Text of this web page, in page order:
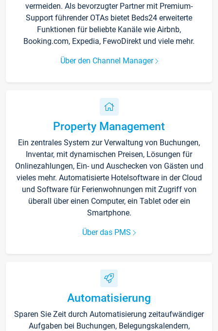
vermeiden. Als bevorzugter Partner mit Premium-
Support führender OTAs bietet Beds24 erweiterte
Funktionen für beliebte Kanäle wie Airbnb,
Booking.com, Expedia, FewoDirekt und viele mehr.
Über den Channel Manager
Property Management
Ein zentrales System zur Verwaltung von Buchungen,
Inventar, mit dynamischen Preisen, Lösungen für
Onlinezahlungen, Ein- und Auschecken von Gästen und
vieles mehr. Automatisierte Hotelsoftware in der Cloud
und Software für Ferienwohnungen mit Zugriff von
überall über einen Computer, ein Tablet oder ein
Smartphone.
Über das PMS
Automatisierung
Sparen Sie Zeit durch Automatisierung zeitaufwändiger
Aufgaben bei Buchungen, Belegungskalendern,